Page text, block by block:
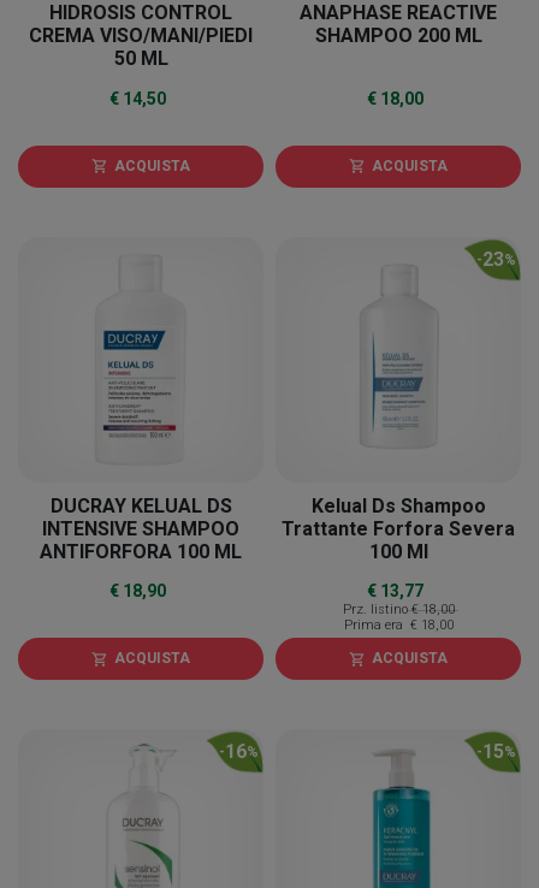
HIDROSIS CONTROL
CREMA VISO/MANI/PIEDI
50 ML
€ 14,50
shopping_cart ACQUISTA
ANAPHASE REACTIVE
SHAMPOO 200 ML
€ 18,00
shopping_cart ACQUISTA
DUCRAY KELUAL DS
INTENSIVE SHAMPOO
ANTIFORFORA 100 ML
€ 18,90
shopping_cart ACQUISTA
-23%
Kelual Ds Shampoo
Trattante Forfora Severa
100 Ml
€ 13,77
Prz. listino € 18,00
Prima era € 18,00
shopping_cart ACQUISTA
-16% -15%